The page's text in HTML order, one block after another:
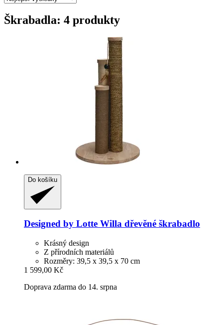
Škrabadla: 4 produkty
Do košíku
Designed by Lotte Willa dřevěné škrabadlo
Krásný design
Z přírodních materiálů
Rozměry: 39,5 x 39,5 x 70 cm
1 599,00 Kč
Doprava zdarma do 14. srpna